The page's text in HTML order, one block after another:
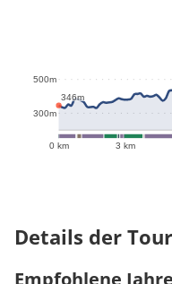
0 km 3 km
300m
500m
346m
Details der Tour
Empfohlene